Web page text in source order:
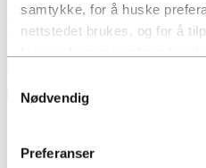
samtykke, for å huske
nettstedet brukes, og for å
analyse eller annonsering.
nettsted med annen
de har samlet inn gjennom
Nødvendig
Preferanser
Nyheter